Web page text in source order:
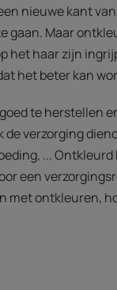
nieuwe kant
gaan. Maar
het haar zijn
het beter kan
te herstellen
de verzorging
...
een
met ontkleuren,